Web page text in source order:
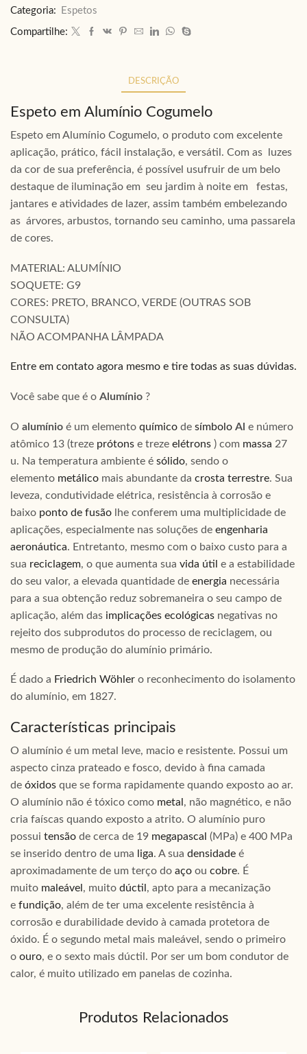
Categoria: Espetos
Compartilhe:
DESCRIÇÃO
Espeto em Alumínio Cogumelo
Espeto em Alumínio Cogumelo, o produto com excelente
aplicação, prático, fácil instalação, e versátil. Com as luzes
da cor de sua preferência, é possível usufruir de um belo
destaque de iluminação em seu jardim à noite em festas,
jantares e atividades de lazer, assim também embelezando
as árvores, arbustos, tornando seu caminho, uma passarela
de cores.
MATERIAL: ALUMÍNIO
SOQUETE: G9
CORES: PRETO, BRANCO, VERDE (OUTRAS SOB
CONSULTA)
NÃO ACOMPANHA LÂMPADA
Entre em contato agora mesmo e tire todas as suas dúvidas.
Você sabe que é o Alumínio ?
O alumínio é um elemento químico de símbolo Al e número
atômico 13 (treze prótons e treze elétrons ) com massa 27
u. Na temperatura ambiente é sólido, sendo o
elemento metálico mais abundante da crosta terrestre. Sua
leveza, condutividade elétrica, resistência à corrosão e
baixo ponto de fusão lhe conferem uma multiplicidade de
aplicações, especialmente nas soluções de engenharia
aeronáutica. Entretanto, mesmo com o baixo custo para a
sua reciclagem, o que aumenta sua vida útil e a estabilidade
do seu valor, a elevada quantidade de energia necessária
para a sua obtenção reduz sobremaneira o seu campo de
aplicação, além das implicações ecológicas negativas no
rejeito dos subprodutos do processo de reciclagem, ou
mesmo de produção do alumínio primário.
É dado a Friedrich Wöhler o reconhecimento do isolamento
do alumínio, em 1827.
Características principais
O alumínio é um metal leve, macio e resistente. Possui um
aspecto cinza prateado e fosco, devido à fina camada
de óxidos que se forma rapidamente quando exposto ao ar.
O alumínio não é tóxico como metal , não magnético, e não
cria faíscas quando exposto a atrito. O alumínio puro
possui tensão de cerca de 19 megapascal (MPa) e 400 MPa
se inserido dentro de uma
liga. A sua densidade é
aproximadamente de um terço do aço ou cobre. É
muito maleável , muito dúctil , apto para a mecanização
e fundição, além de ter uma excelente resistência à
corrosão e durabilidade devido à camada protetora de
óxido. É o segundo metal mais maleável, sendo o primeiro
o ouro, e o sexto mais dúctil. Por ser um bom condutor de
calor, é muito utilizado em panelas de cozinha.
Produtos Relacionados